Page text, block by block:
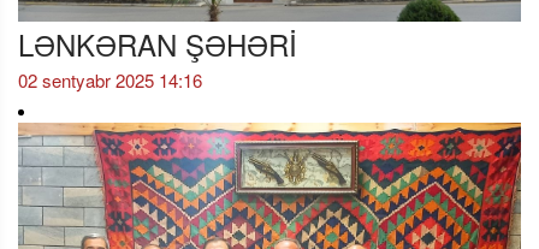
LƏNKƏRAN ŞƏHƏRİ
02 sentyabr 2025 14:16